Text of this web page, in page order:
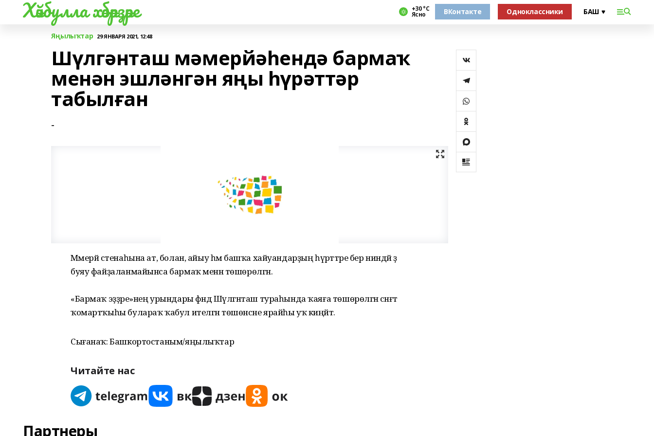
Хәйбулла хәбәрҙәре +30 °С
Ясно ВКонтакте Одноклассники
Яңылыҡтар 29 ЯНВАРЯ 2021, 12:48
Шүлгәнташ мәмерйәһендә бармаҡ
менән эшләнгән яңы һүрәттәр
табылған
-
Мәмерйә стенаһына ат, болан, айыу һәм башҡа хайуандарҙың һүрәттәре бер ниндәй ҙә
буяу файҙаланмайынса бармаҡ менән төшөрөлгән.
«Бармаҡ эҙҙәре»нең урындары фәндә Шүлгәнташ тураһында ҡаяға төшөрөлгән сәнғәт
ҡомартҡыһы булараҡ ҡабул ителгән төшөнсәне ярайһы уҡ киңәйтә.
Сығанаҡ: Башкортостаным/яңылыҡтар
Читайте нас
Партнеры